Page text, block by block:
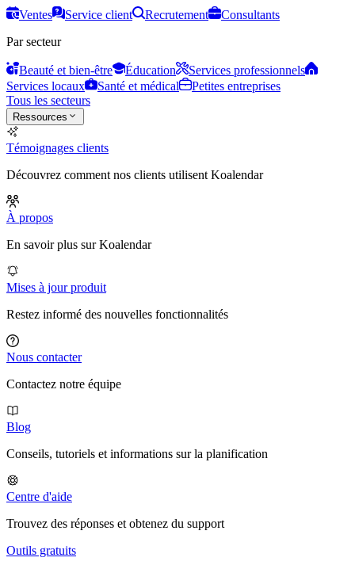
Ventes Service client Recrutement
Consultants
Par secteur
Beauté et bien-être Éducation
Services professionnels
Services locaux
Santé et médical
Petites entreprises
Tous les secteurs
Ressources
Témoignages clients
Découvrez comment nos clients utilisent Koalendar
À propos
En savoir plus sur Koalendar
Mises à jour produit
Restez informé des nouvelles fonctionnalités
Nous contacter
Contactez notre équipe
Blog
Conseils, tutoriels et informations sur la planification
Centre d'aide
Trouvez des réponses et obtenez du support
Outils gratuits